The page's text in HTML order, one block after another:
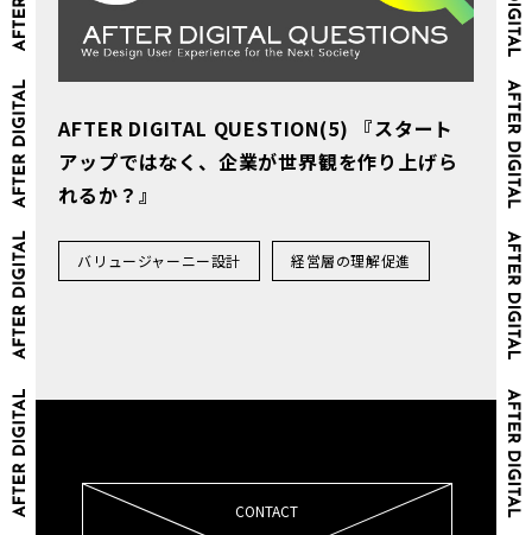
AFTER DIGITAL QUESTION(5) 『スタート
アップではなく、企業が世界観を作り上げら
れるか？』
バリュージャーニー設計 経営層の理解促進
CONTACT